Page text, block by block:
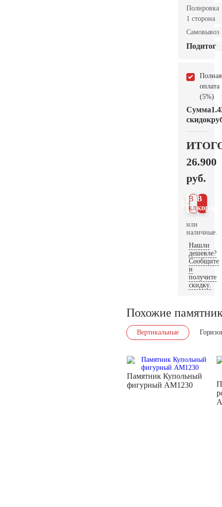
Полировка
1 сторона
Самовывоз
Подитог
Полная
оплата
(5%)
Сумма
скидок
26.900
руб.
В
В 1
клик
или
наличные.
Нашли
дешевле?
Сообщите
и
получите
скидку.
Похожие
Вертикальные
Памятник Купольный
фигурный AM1230